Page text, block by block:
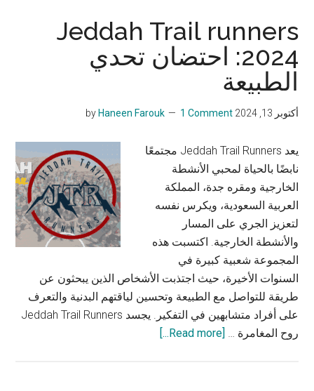
Jeddah Trail runners
2024: احتضان تحدي
الطبيعة
أكتوبر 13, 2024 by
Haneen Farouk 1 Comment
يعد Jeddah Trail Runners مجتمعًا
نابضًا بالحياة لمحبي الأنشطة
الخارجية ومقره جدة، المملكة
العربية السعودية، ويكرس نفسه
لتعزيز الجري على المسار
والأنشطة الخارجية. اكتسبت هذه
المجموعة شعبية كبيرة في
السنوات الأخيرة، حيث اجتذبت الأشخاص الذين يبحثون عن
طريقة للتواصل مع الطبيعة وتحسين لياقتهم البدنية والتعرف
على أفراد متشابهين في التفكير. يجسد Jeddah Trail Runners
روح المغامرة … [Read more...]